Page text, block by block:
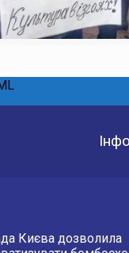
Києва дозволила